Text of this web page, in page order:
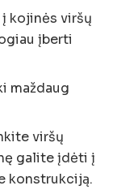
kojinės viršų
įberti
maždaug
viršų
galite įdėti į
konstrukciją.